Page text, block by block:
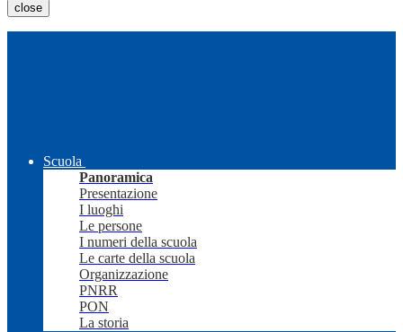
close
Scuola
Panoramica
Presentazione
I luoghi
Le persone
I numeri della scuola
Le carte della scuola
Organizzazione
PNRR
PON
La storia